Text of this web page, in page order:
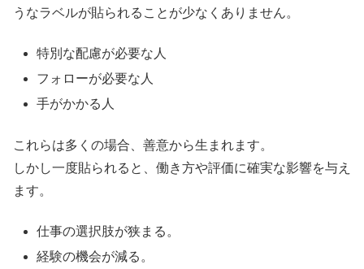
うなラベルが貼られることが少なくありません。
特別な配慮が必要な人
フォローが必要な人
手がかかる人
これらは多くの場合、善意から生まれます。
しかし一度貼られると、働き方や評価に確実な影響を与え
ます。
仕事の選択肢が狭まる。
経験の機会が減る。